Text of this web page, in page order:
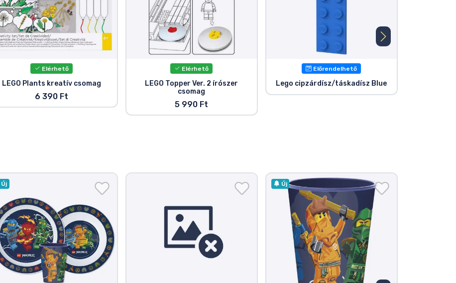
Elérhető
LEGO Plants kreatív csomag
6 390 Ft
Elérhető
LEGO Topper Ver. 2 írószer
csomag
5 990 Ft
Előrendelhető
Lego cipzárdísz/táskadísz Blue
Új Új